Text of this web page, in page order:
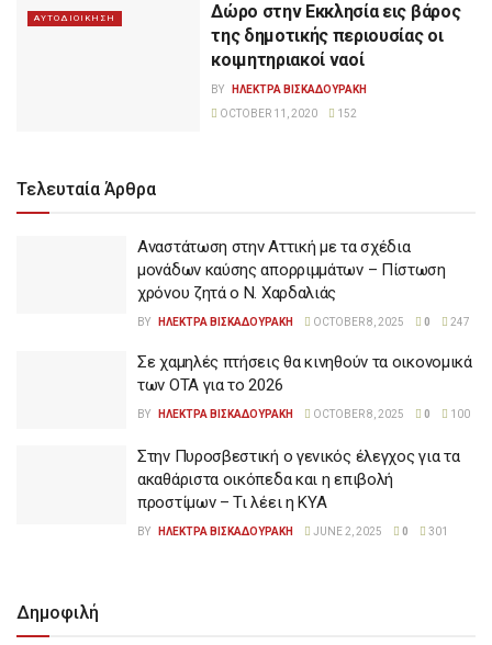
ΑΥΤΟΔΙΟΙΚΗΣΗ
Δώρο στην Εκκλησία εις βάρος
της δημοτικής περιουσίας οι
κοιμητηριακοί ναοί
BY
ΗΛΕΚΤΡΑ ΒΙΣΚΑΔΟΥΡΑΚΗ
OCTOBER 11, 2020
152
Τελευταία Άρθρα
Αναστάτωση στην Αττική με τα σχέδια
μονάδων καύσης απορριμμάτων – Πίστωση
χρόνου ζητά ο Ν. Χαρδαλιάς
BY ΗΛΕΚΤΡΑ ΒΙΣΚΑΔΟΥΡΑΚΗ OCTOBER 8, 2025 0 247
Σε χαμηλές πτήσεις θα κινηθούν τα οικονομικά
των ΟΤΑ για το 2026
BY ΗΛΕΚΤΡΑ ΒΙΣΚΑΔΟΥΡΑΚΗ OCTOBER 8, 2025 0 100
Στην Πυροσβεστική ο γενικός έλεγχος για τα
ακαθάριστα οικόπεδα και η επιβολή
προστίμων – Τι λέει η ΚΥΑ
BY ΗΛΕΚΤΡΑ ΒΙΣΚΑΔΟΥΡΑΚΗ JUNE 2, 2025 0 301
Δημοφιλή